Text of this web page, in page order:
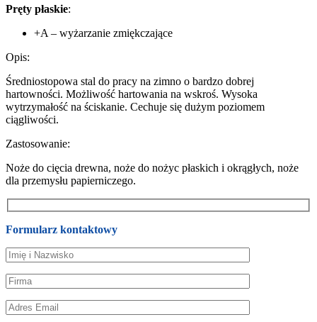
Pręty płaskie:
+A – wyżarzanie zmiękczające
Opis:
Średniostopowa stal do pracy na zimno o bardzo dobrej
hartowności. Możliwość hartowania na wskroś. Wysoka
wytrzymałość na ściskanie. Cechuje się dużym poziomem
ciągliwości.
Zastosowanie:
Noże do cięcia drewna, noże do nożyc płaskich i okrągłych, noże
dla przemysłu papierniczego.
Formularz kontaktowy